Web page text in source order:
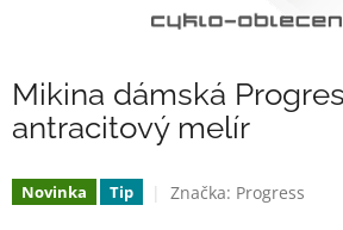
Mikina dámská
antracitový melír
Novinka Tip Značka: Progress